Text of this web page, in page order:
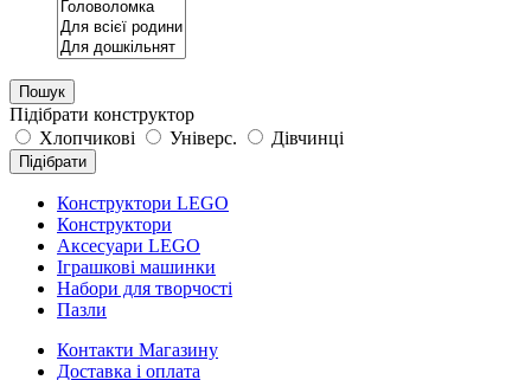
Пошук
Підібрати конструктор
Хлопчикові
Універс. Дівчинці
Підібрати
Конструктори LEGO
Конструктори
Аксесуари LEGO
Іграшкові машинки
Набори для творчості
Пазли
Контакти Магазину
Доставка і оплата